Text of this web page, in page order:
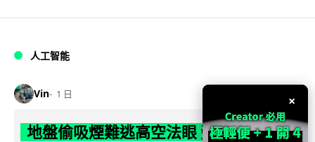
人工智能
Vin 1 日
地盤偷吸煙難逃高空法眼 勞工處出動熱
×